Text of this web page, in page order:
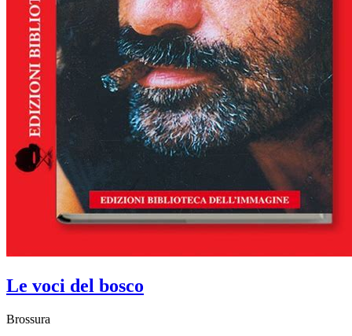
Le voci del bosco
Brossura